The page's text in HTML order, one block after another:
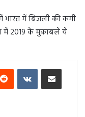
में बिजली की कमी
में 2019 के मुकाबले ये
Reddit VKontakteShare via Email